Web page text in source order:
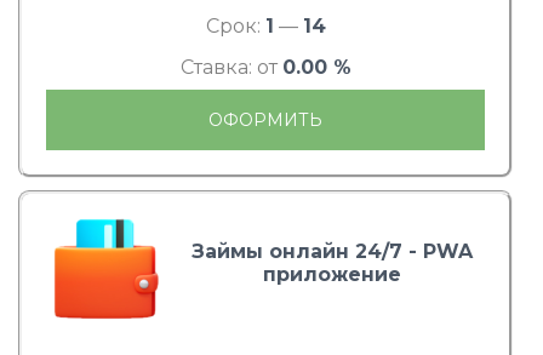
Срок: 1 — 14
Ставка: от 0.00 %
ОФОРМИТЬ
Займы онлайн 24/7 - PWA
приложение